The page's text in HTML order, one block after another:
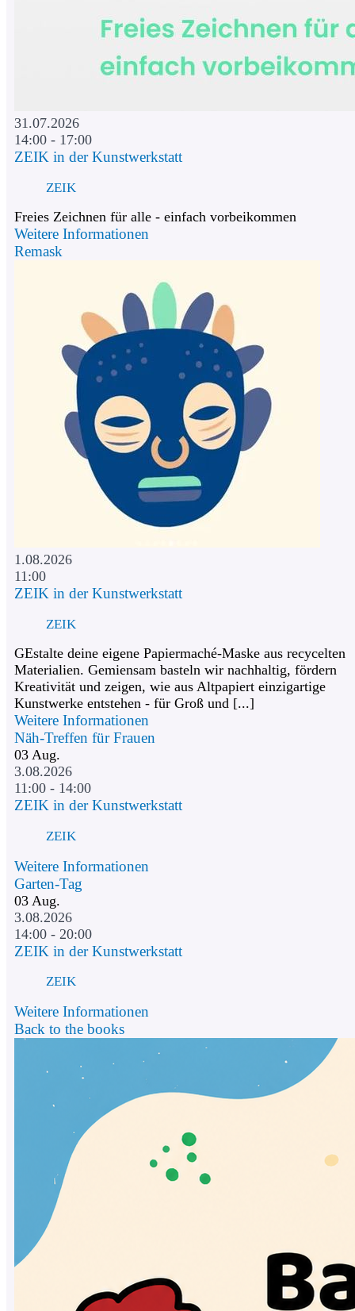
31.07.2026
14:00 - 17:00
ZEIK in der Kunstwerkstatt
ZEIK
Freies Zeichnen für alle - einfach vorbeikommen
Weitere Informationen
Remask
1.08.2026
11:00
ZEIK in der Kunstwerkstatt
ZEIK
GEstalte deine eigene Papiermaché-Maske aus recycelten
Materialien. Gemiensam basteln wir nachhaltig, fördern
Kreativität und zeigen, wie aus Altpapiert einzigartige
Kunstwerke entstehen - für Groß und [...]
Weitere Informationen
Näh-Treffen für Frauen
03 Aug.
3.08.2026
11:00 - 14:00
ZEIK in der Kunstwerkstatt
ZEIK
Weitere Informationen
Garten-Tag
03 Aug.
3.08.2026
14:00 - 20:00
ZEIK in der Kunstwerkstatt
ZEIK
Weitere Informationen
Back to the books